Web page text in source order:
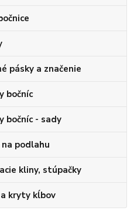
pásky a značenie
bočníc
bočníc - sady
podlahu
kliny, stúpačky
kryty kĺbov